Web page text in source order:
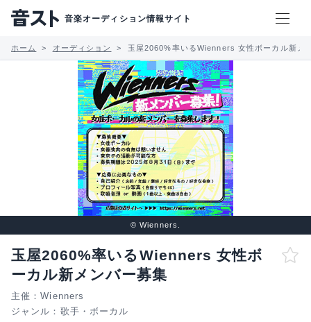
音楽オーディション情報サイト
ホーム オーディション 玉屋2060%率いるWienners 女性ボーカル新メ
© Wienners.
玉屋2060%率いるWienners 女性ボ
ーカル新メンバー募集
主催：Wienners
ジャンル： 歌手・ボーカル